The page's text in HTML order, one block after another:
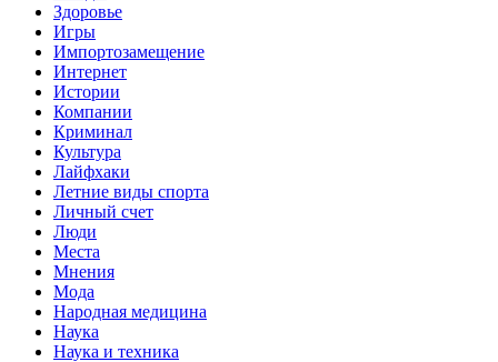
Здоровье
Игры
Импортозамещение
Интернет
Истории
Компании
Криминал
Культура
Лайфхаки
Летние виды спорта
Личный счет
Люди
Места
Мнения
Мода
Народная медицина
Наука
Наука и техника